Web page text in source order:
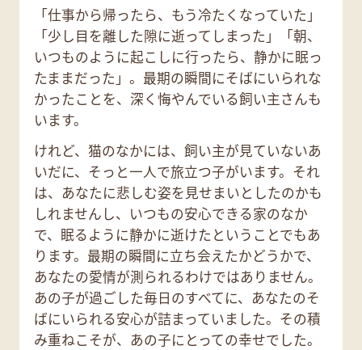
「仕事から帰ったら、もう冷たくなっていた」
「少し目を離した隙に逝ってしまった」「朝、
いつものように起こしに行ったら、静かに眠っ
たままだった」。最期の瞬間にそばにいられな
かったことを、深く悔やんでいる飼い主さんも
います。
けれど、猫のなかには、飼い主が見ていないあ
いだに、そっと一人で旅立つ子がいます。それ
は、あなたに悲しむ姿を見せまいとしたのかも
しれませんし、いつもの安心できる家のなか
で、眠るように静かに逝けたということでもあ
ります。最期の瞬間に立ち会えたかどうかで、
あなたの愛情が測られるわけではありません。
あの子が過ごした毎日のすべてに、あなたのそ
ばにいられる安心が詰まっていました。その積
み重ねこそが、あの子にとっての幸せでした。